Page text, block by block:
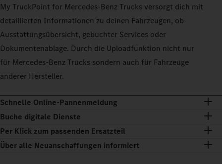
My TruckPoint for Mercedes‑Benz Trucks versorgt dich mit
detaillierten Informationen zu deinen Fahrzeugen, ob
Ausstattungsübersicht, gebuchter Services oder
Dokumentenablage. Durch die Uploadfunktion nicht nur
für Mercedes‑Benz Trucks sondern auch für Fahrzeuge
anderer Hersteller.
Schnelle Online-Pannenmeldung
Buche digitale Dienste
Per Klick zum passenden Ersatzteil
Über alle Neuanschaffungen informiert